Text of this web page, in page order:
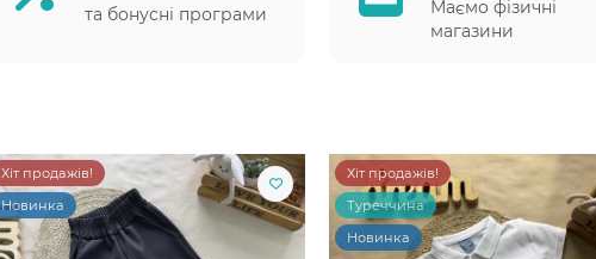
та бонусні програми
Маємо фізичні
магазини
Хіт продажів!
Новинка
Хіт продажів!
Туреччина
Новинка